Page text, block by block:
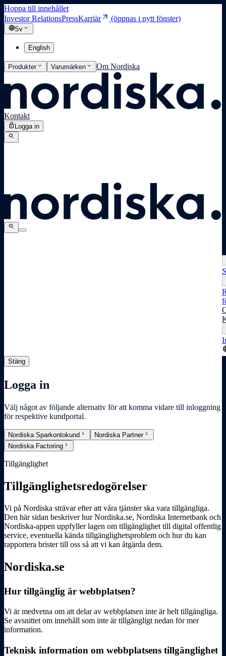
Hoppa till innehållet
Investor RelationsPressKarriärarrow_outward (öppnas i nytt fönster)
languageSv expand_more
English
Produkterexpand_more Varumärken expand_more Om Nordiska
Kontakt
lock Logga in
search
search
Stäng
Logga in
Välj något av följande alternativ för att komma vidare till inloggning
för respektive kundportal.
Nordiska Sparkontokund chevron_right Nordiska Partnerchevron_right
Nordiska Factoring chevron_right
Tillgänglighet
Tillgänglighets­redogörelser
Vi på Nordiska strävar efter att våra tjänster ska vara tillgängliga.
Den här sidan beskriver hur Nordiska.se, Nordiska Internetbank och
Nordiska-appen uppfyller lagen om tillgänglighet till digital offentlig
service, eventuella kända tillgänglighetsproblem och hur du kan
rapportera brister till oss så att vi kan åtgärda dem.
Nordiska.se
Hur tillgänglig är webbplatsen?
Vi är medvetna om att delar av webbplatsen inte är helt tillgängliga.
Se avsnittet om innehåll som inte är tillgängligt nedan för mer
information.
Teknisk information om webbplatsens tillgänglighet